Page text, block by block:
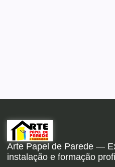
Arte Papel de Parede —
instalação e formação